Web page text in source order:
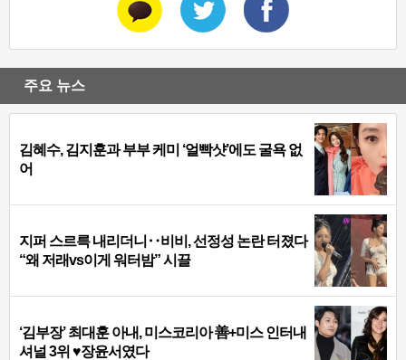
주요 뉴스
김혜수, 김지훈과 부부 케미 ‘얼빡샷’에도 굴욕 없
어
지퍼 스르륵 내리더니‥비비, 선정성 논란 터졌다
“왜 저래vs이게 워터밤” 시끌
‘김부장’ 최대훈 아내, 미스코리아 善+미스 인터내
셔널 3위 ♥장윤서였다